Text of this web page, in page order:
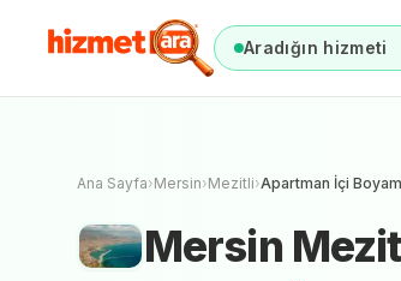
Aradığın hizmeti
Ana Sayfa›Mersin›Mezitli›Apartman İçi
Mersin